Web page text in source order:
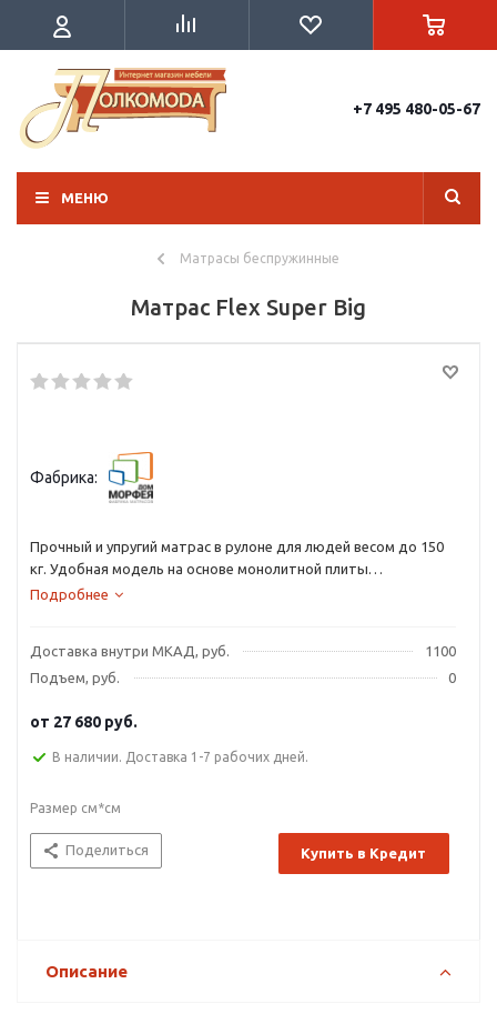
+7 495 480-05-67
МЕНЮ
Матрасы беспружинные
Матрас Flex Super Big
Фабрика:
Прочный и упругий матрас в рулоне для людей весом до 150
кг. Удобная модель на основе монолитной плиты
современного гипоаллергенного материала ormafoam
Подробнее
Доставка внутри МКАД, руб.
1100
Подъем, руб.
0
от 27 680 руб.
В наличии. Доставка 1-7 рабочих дней.
Размер см*см
Поделиться Купить в Кредит
Описание